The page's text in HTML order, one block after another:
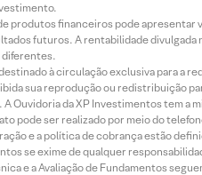
produtos financeiros pode apresentar
futuros. A rentabilidade divulgada
à circulação exclusiva para a
sua reprodução ou redistribuição
A Ouvidoria da XP Investimentos tem a
pode ser realizado por meio do
e a política de cobrança estão
se exime de qualquer
e a Avaliação de Fundamentos